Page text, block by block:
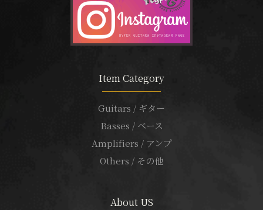
Item Category
Guitars / ギター
Basses / ベース
Amplifiers / アンプ
Others / その他
About US